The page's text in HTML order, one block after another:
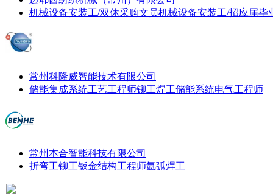
机械设备安装工/双休采购文员机械设备安装工/招应届毕
常州科隆威智能技术有限公司
储能集成系统工艺工程师铆工焊工储能系统电气工程师
常州本合智能科技有限公司
折弯工铆工钣金结构工程师氩弧焊工